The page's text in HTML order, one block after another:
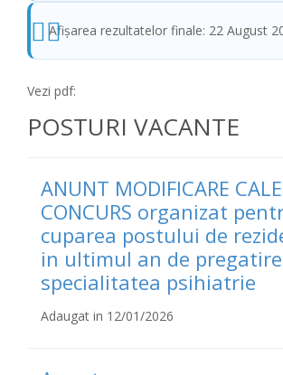
Afişarea rezultatelor finale: 22 August
Vezi pdf:
POSTURI VACANTE
ANUNT MODIFICARE
CONCURS organizat
cuparea postului de
in ultimul an de
specialitatea psihiatrie
Adaugat in 12/01/2026